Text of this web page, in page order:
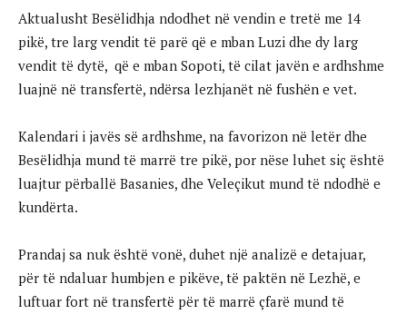
Aktualusht Besëlidhja ndodhet në vendin e tretë me 14
pikë, tre larg vendit të parë që e mban Luzi dhe dy larg
vendit të dytë, që e mban Sopoti, të cilat javën e ardhshme
luajnë në transfertë, ndërsa lezhjanët në fushën e vet.
Kalendari i javës së ardhshme, na favorizon në letër dhe
Besëlidhja mund të marrë tre pikë, por nëse luhet siç është
luajtur përballë Basanies, dhe Veleçikut mund të ndodhë e
kundërta.
Prandaj sa nuk është vonë, duhet një analizë e detajuar,
për të ndaluar humbjen e pikëve, të paktën në Lezhë, e
luftuar fort në transfertë për të marrë çfarë mund të